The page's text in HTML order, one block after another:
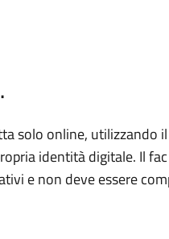
solo online, utilizzando
identità digitale. Il
e non deve essere